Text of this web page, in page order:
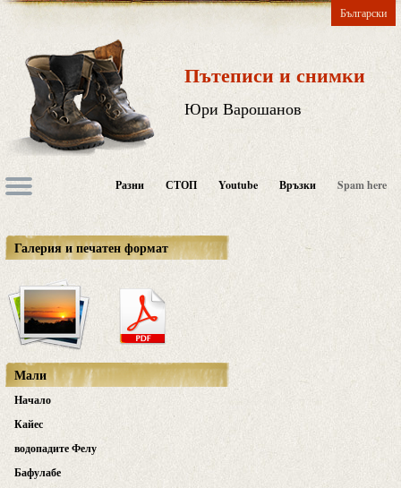
Български
Пътеписи и снимки
Юри Варошанов
Разни СТОП Youtube Връзки Spam here
Галерия и печатен формат
Мали
Начало
Кайес
водопадите Фелу
Бафулабе